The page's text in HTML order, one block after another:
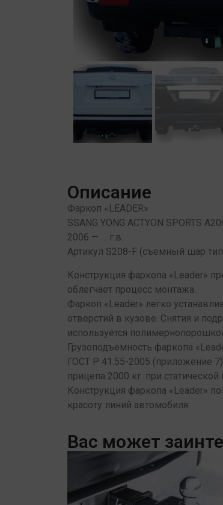
Описание
Фаркоп «LEADER»
SSANG YONG ACTYON SPORTS
2006 — … г.в.
Артикул S208-F (съемный шар
Конструкция фаркопа «Leader»
облегчает процесс монтажа.
Фаркоп «Leader» легко
отверстий в кузове. Снятия и
используется
Грузоподъемность фаркопа
ГОСТ Р 41.55-2005 (приложение
прицепа 2000 кг. при
Конструкция фаркопа «Leader»
красоту линий автомобиля.
Вас может